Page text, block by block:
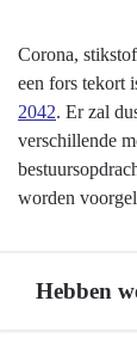
Corona,
een fors tekort
2042. Er zal
verschillende
worden
Hebben